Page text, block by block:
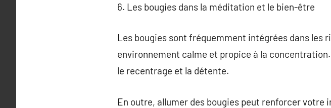
6. Les bougies dans la méditation et le bien-être
Les bougies sont fréquemment intégrées dans les
environnement calme et propice à la
le recentrage et la détente.
En outre, allumer des bougies peut renforcer